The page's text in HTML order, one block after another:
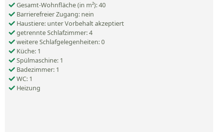
Gesamt-Wohnfläche (in m²): 40
Barrierefreier Zugang: nein
Haustiere: unter Vorbehalt akzeptiert
getrennte Schlafzimmer: 4
weitere Schlafgelegenheiten: 0
Küche: 1
Spülmaschine: 1
Badezimmer: 1
WC: 1
Heizung